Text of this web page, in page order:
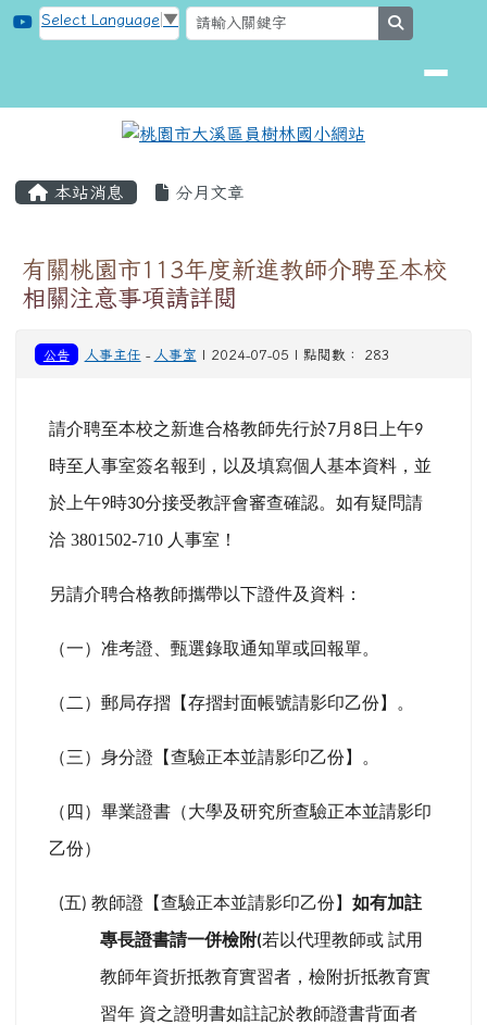
跳至主內容區
桃園市大溪區員樹林國小網站
Select Language ▼
本站消息 分月文章
有關桃園市113年度新進教師介聘至本校
相關注意事項請詳閱
公告 人事主任 - 人事室 | 2024-07-05 | 點閱數： 283
請介聘至本校之新進合格教師先行於7月 8日上午9
時至人事室簽名報到，以及填寫個人基本資料，並
於上午9時30分接受教評會審查確認。如有疑問請
洽 3801502-710 人事室！
另請介聘合格教師攜帶以下證件及資料：
（一）准考證、甄選錄取通知單或回報單。
（二）郵局存摺【存摺封面帳號請影印乙份】。
（三）身分證【查驗正本並請影印乙份】。
（四）畢業證書（大學及研究所查驗正本並請影印
乙份）
(五)教師證【查驗正本並請影印乙份】如有加註
專長證書請一併檢附(若以代理教師或 試用
教師年資折抵教育實習者，檢附折抵教育實
習年 資之證明書如註記於教師證書背面者